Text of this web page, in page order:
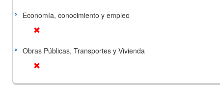
Economía, conocimiento y empleo
Obras Públicas, Transportes y Vivienda